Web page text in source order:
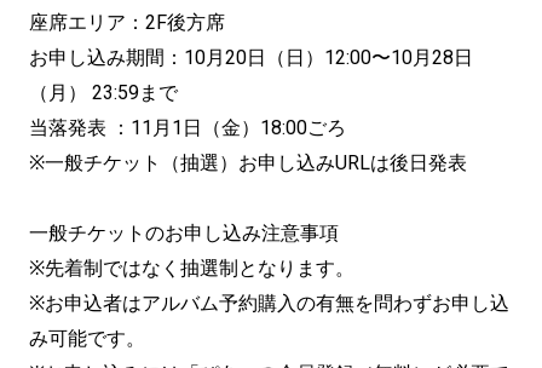
座席エリア：2F後方席
お申し込み期間：10月20日（日）12:00〜10月28日
（月） 23:59まで
当落発表 ：11月1日（金）18:00ごろ
※一般チケット（抽選）お申し込みURLは後日発表
一般チケットのお申し込み注意事項
※先着制ではなく抽選制となります。
※お申込者はアルバム予約購入の有無を問わずお申し込
み可能です。